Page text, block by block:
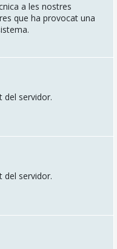
a les nostres
que ha provocat una
del servidor.
del servidor.